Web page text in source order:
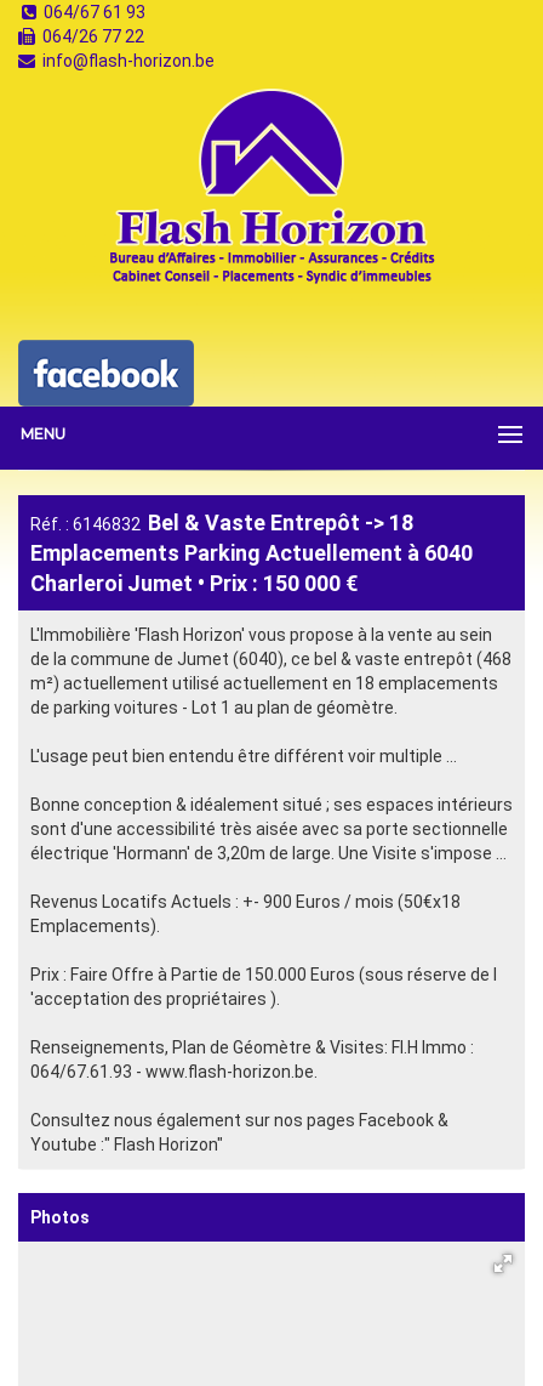
064/67 61 93
064/26 77 22
info@flash-horizon.be
MENU
Réf. : 6146832 Bel & Vaste Entrepôt -> 18
Emplacements Parking Actuellement à 6040
Charleroi Jumet • Prix : 150 000 €
L'Immobilière 'Flash Horizon' vous propose à la vente au sein
de la commune de Jumet (6040), ce bel & vaste entrepôt (468
m²) actuellement utilisé actuellement en 18 emplacements
de parking voitures - Lot 1 au plan de géomètre.
L'usage peut bien entendu être différent voir multiple ...
Bonne conception & idéalement situé ; ses espaces intérieurs
sont d'une accessibilité très aisée avec sa porte sectionnelle
électrique 'Hormann' de 3,20m de large. Une Visite s'impose ...
Revenus Locatifs Actuels : +- 900 Euros / mois (50€x18
Emplacements).
Prix : Faire Offre à Partie de 150.000 Euros (sous réserve de l
'acceptation des propriétaires ).
Renseignements, Plan de Géomètre & Visites: Fl.H Immo :
064/67.61.93 - www.flash-horizon.be.
Consultez nous également sur nos pages Facebook &
Youtube :" Flash Horizon"
Photos